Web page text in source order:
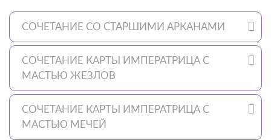
СОЧЕТАНИЕ СО СТАРШИМИ АРКАНАМИ
СОЧЕТАНИЕ КАРТЫ ИМПЕРАТРИЦА С
МАСТЬЮ ЖЕЗЛОВ
СОЧЕТАНИЕ КАРТЫ ИМПЕРАТРИЦА С
МАСТЬЮ МЕЧЕЙ